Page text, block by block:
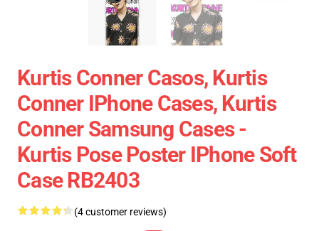
Kurtis Conner Casos, Kurtis
Conner IPhone Cases, Kurtis
Conner Samsung Cases -
Kurtis Pose Poster IPhone Soft
Case RB2403
(4 customer reviews)